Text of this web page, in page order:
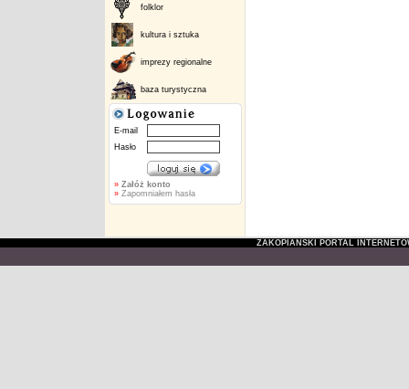
folklor
kultura i sztuka
imprezy regionalne
baza turystyczna
E-mail
Hasło
» Załóż konto
»Zapomniałem hasła
ZAKOPIAŃSKI PORTAL